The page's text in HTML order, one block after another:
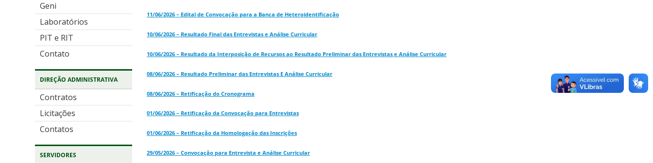
Geni
Laboratórios
PIT e RIT
Contato
DIREÇÃO ADMINISTRATIVA
Contratos
Licitações
Contatos
SERVIDORES
11/06/2026 – Edital de Convocação para a Banca de Heteroidentificação
10/06/2026 – Resultado Final das Entrevistas e Análise Curricular
10/06/2026 – Resultado da Interposição de Recursos ao Resultado Preliminar das Entrevistas e Análise Curricular
08/06/2026 – Resultado Preliminar das Entrevistas E Análise Curricular
08/06/2026 – Retificação do Cronograma
01/06/2026 – Retificação da Convocação para Entrevistas
01/06/2026 – Retificação da Homologação das Inscrições
29/05/2026 – Convocação para Entrevista e Análise Curricular